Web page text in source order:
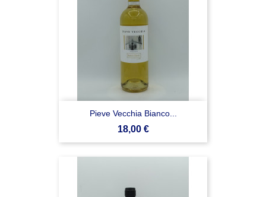
Pieve Vecchia Bianco...
Prezzo
18,00 €